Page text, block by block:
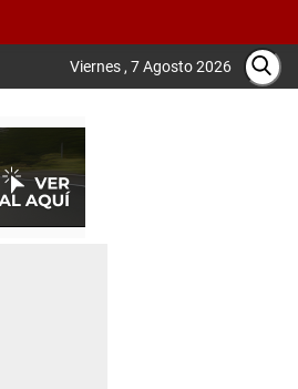
Viernes , 7 Agosto 2026